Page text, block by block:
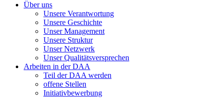
Über uns
Unsere Verantwortung
Unsere Geschichte
Unser Management
Unsere Struktur
Unser Netzwerk
Unser Qualitätsversprechen
Arbeiten in der DAA
Teil der DAA werden
offene Stellen
Initiativbewerbung